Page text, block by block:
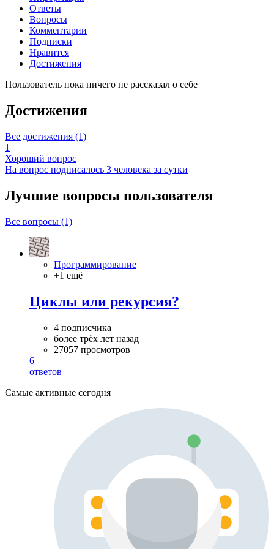
Ответы
Вопросы
Комментарии
Подписки
Нравится
Достижения
Пользователь пока ничего не рассказал о себе
Достижения
Все достижения (1)
1
Хороший вопрос
На вопрос подписалось 3 человека за сутки
Лучшие вопросы пользователя
Все вопросы (1)
Программирование
+1 ещё
Циклы или рекурсия?
4 подписчика
более трёх лет назад
27057 просмотров
6
ответов
Самые активные сегодня